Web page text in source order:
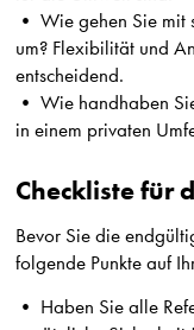
• Wie gehen Sie mit
um? Flexibilität und
entscheidend.
• Wie handhaben
in einem privaten
Checkliste für
Bevor Sie die
folgende Punkte auf
• Haben Sie alle